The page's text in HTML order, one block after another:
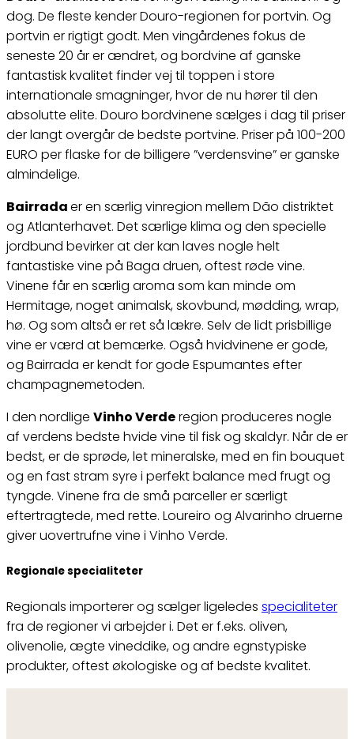
dog. De fleste kender Douro-regionen for portvin. Og
portvin er rigtigt godt. Men vingårdenes fokus de
seneste 20 år er ændret, og bordvine af ganske
fantastisk kvalitet finder vej til toppen i store
internationale smagninger, hvor de nu hører til den
absolutte elite. Douro bordvinene sælges i dag til priser
der langt overgår de bedste portvine. Priser på 100-200
EURO per flaske for de billigere ”verdensvine” er ganske
almindelige.
Bairradaer en særlig vinregion mellem Dão distriktet
og Atlanterhavet. Det særlige klima og den specielle
jordbund bevirker at der kan laves nogle helt
fantastiske vine på Baga druen, oftest røde vine.
Vinene får en særlig aroma som kan minde om
Hermitage, noget animalsk, skovbund, mødding, wrap,
hø. Og som altså er ret så lækre. Selv de lidt prisbillige
vine er værd at bemærke. Også hvidvinene er gode,
og Bairrada er kendt for gode Espumantes efter
champagnemetoden.
I den nordlige Vinho Verderegion produceres nogle
af verdens bedste hvide vine til fisk og skaldyr. Når de er
bedst, er de sprøde, let mineralske, med en fin bouquet
og en fast stram syre i perfekt balance med frugt og
tyngde. Vinene fra de små parceller er særligt
eftertragtede, med rette. Loureiro og Alvarinho druerne
giver uovertrufne vine i Vinho Verde.
Regionale specialiteter
Regionals importerer og sælger ligeledes specialiteter
fra de regioner vi arbejder i. Det er f.eks. oliven,
olivenolie, ægte vineddike, og andre egnstypiske
produkter, oftest økologiske og af bedste kvalitet.